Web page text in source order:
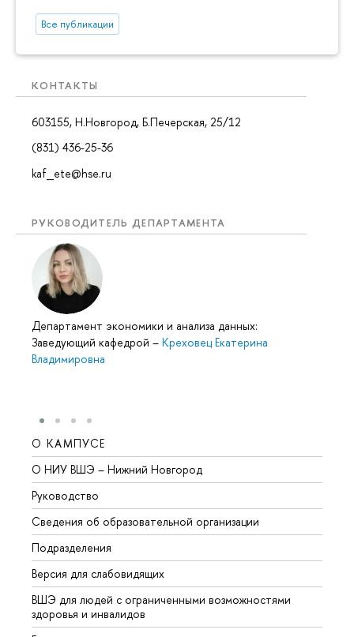
Все публикации
КОНТАКТЫ
603155, Н.Новгород, Б.Печерская, 25/12
(831) 436-25-36
kaf_ete@hse.ru
РУКОВОДИТЕЛЬ ДЕПАРТАМЕНТА
Департамент экономики и анализа данных:
Заведующий кафедрой – Креховец Екатерина
Владимировна
О КАМПУСЕ
О НИУ ВШЭ – Нижний Новгород
Руководство
Сведения об образовательной организации
Подразделения
Версия для слабовидящих
ВШЭ для людей с ограниченными возможностями
здоровья и инвалидов